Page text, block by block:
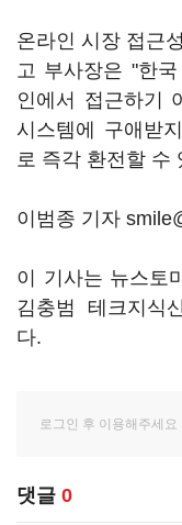
온라인 시장 접근
고 부사장은 "한
인에서 접근하기
시스템에 구애받
로 즉각 환전할 수
이범종 기자
이 기사는 뉴스토
김충범 테크지식
다.
댓글 0